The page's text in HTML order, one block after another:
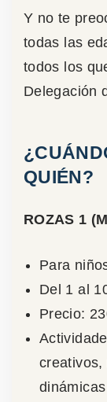
Y no te
todas las
todos los
Delegación
QUIÉN?
ROZAS 1
Para
Del 1 al
Precio:
creativos,